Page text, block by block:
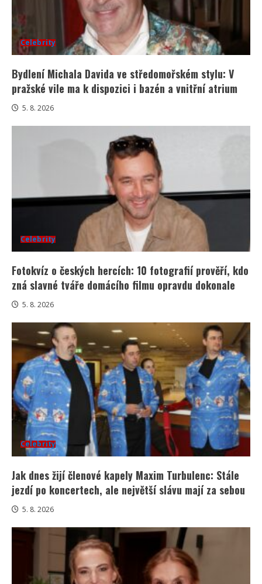
Celebrity
Bydlení Michala Davida ve středomořském stylu: V
pražské vile ma k dispozici i bazén a vnitřní atrium
5. 8. 2026
Celebrity
Fotokvíz o českých hercích: 10 fotografií prověří, kdo
zná slavné tváře domácího filmu opravdu dokonale
5. 8. 2026
Celebrity
Jak dnes žijí členové kapely Maxim Turbulenc: Stále
jezdí po koncertech, ale největší slávu mají za sebou
5. 8. 2026